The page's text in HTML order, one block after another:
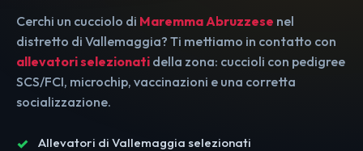
Cerchi un cucciolo di Maremma Abruzzese nel
distretto di Vallemaggia? Ti mettiamo in contatto con
allevatori selezionati della zona: cuccioli con pedigree
SCS/FCI, microchip, vaccinazioni e una corretta
socializzazione.
Allevatori di Vallemaggia selezionati